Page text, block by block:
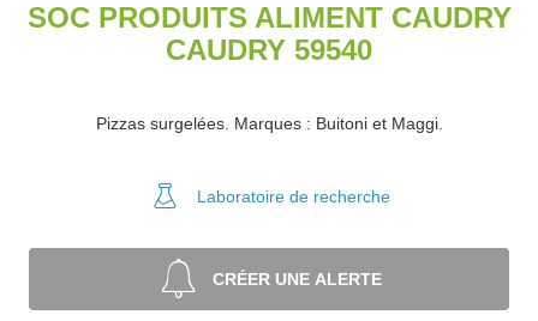
SOC PRODUITS ALIMENT CAUDRY
CAUDRY 59540
Pizzas surgelées. Marques : Buitoni et Maggi.
Laboratoire de recherche
CRÉER UNE ALERTE